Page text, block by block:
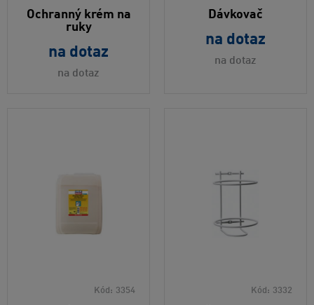
Ochranný krém na
ruky
na dotaz
na dotaz
Dávkovač
na dotaz
na dotaz
Kód: 3354 Kód: 3332